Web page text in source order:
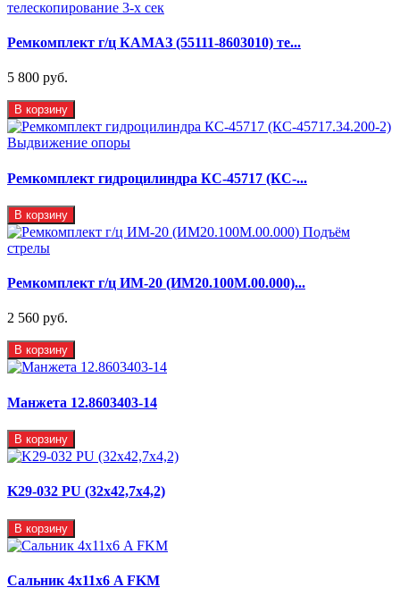
Ремкомплект г/ц КАМАЗ (55111-8603010) те...
5 800 руб.
В корзину
Ремкомплект гидроцилиндра КС-45717 (КС-...
В корзину
Ремкомплект г/ц ИМ-20 (ИМ20.100М.00.000)...
2 560 руб.
В корзину
Манжета 12.8603403-14
В корзину
K29-032 PU (32x42,7x4,2)
В корзину
Сальник 4х11х6 A FKM